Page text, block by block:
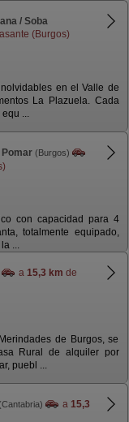
/ Soba
(Burgos)
en el Valle de
La Plazuela. Cada
...
Pomar (Burgos)
con capacidad para 4
totalmente equipado,
...
a 15,3 km de
de Burgos, se
Rural de alquiler por
puebl ...
a 15,3